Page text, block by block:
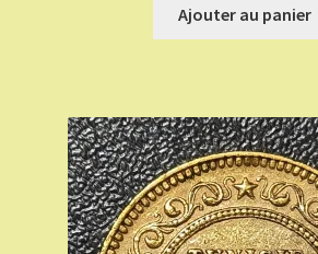
Ajouter au panier